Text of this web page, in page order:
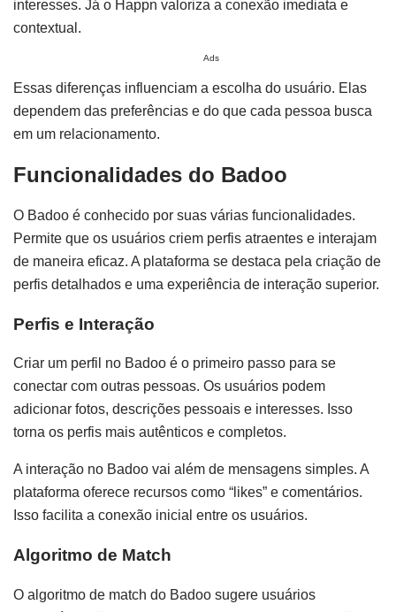
interesses. Já o Happn valoriza a conexão imediata e
contextual.
Ads
Essas diferenças influenciam a escolha do usuário. Elas
dependem das preferências e do que cada pessoa busca
em um relacionamento.
Funcionalidades do Badoo
O Badoo é conhecido por suas várias funcionalidades.
Permite que os usuários criem perfis atraentes e interajam
de maneira eficaz. A plataforma se destaca pela criação de
perfis detalhados e uma experiência de interação superior.
Perfis e Interação
Criar um perfil no Badoo é o primeiro passo para se
conectar com outras pessoas. Os usuários podem
adicionar fotos, descrições pessoais e interesses. Isso
torna os perfis mais autênticos e completos.
A interação no Badoo vai além de mensagens simples. A
plataforma oferece recursos como “likes” e comentários.
Isso facilita a conexão inicial entre os usuários.
Algoritmo de Match
O algoritmo de match do Badoo sugere usuários